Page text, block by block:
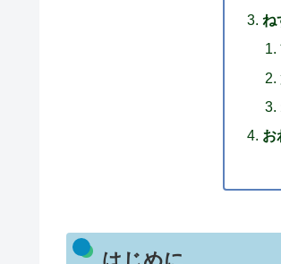
ね
お